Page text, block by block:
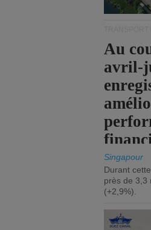
Au
avril-
Singapour
Durant
près de 3,3
(+2,9%).